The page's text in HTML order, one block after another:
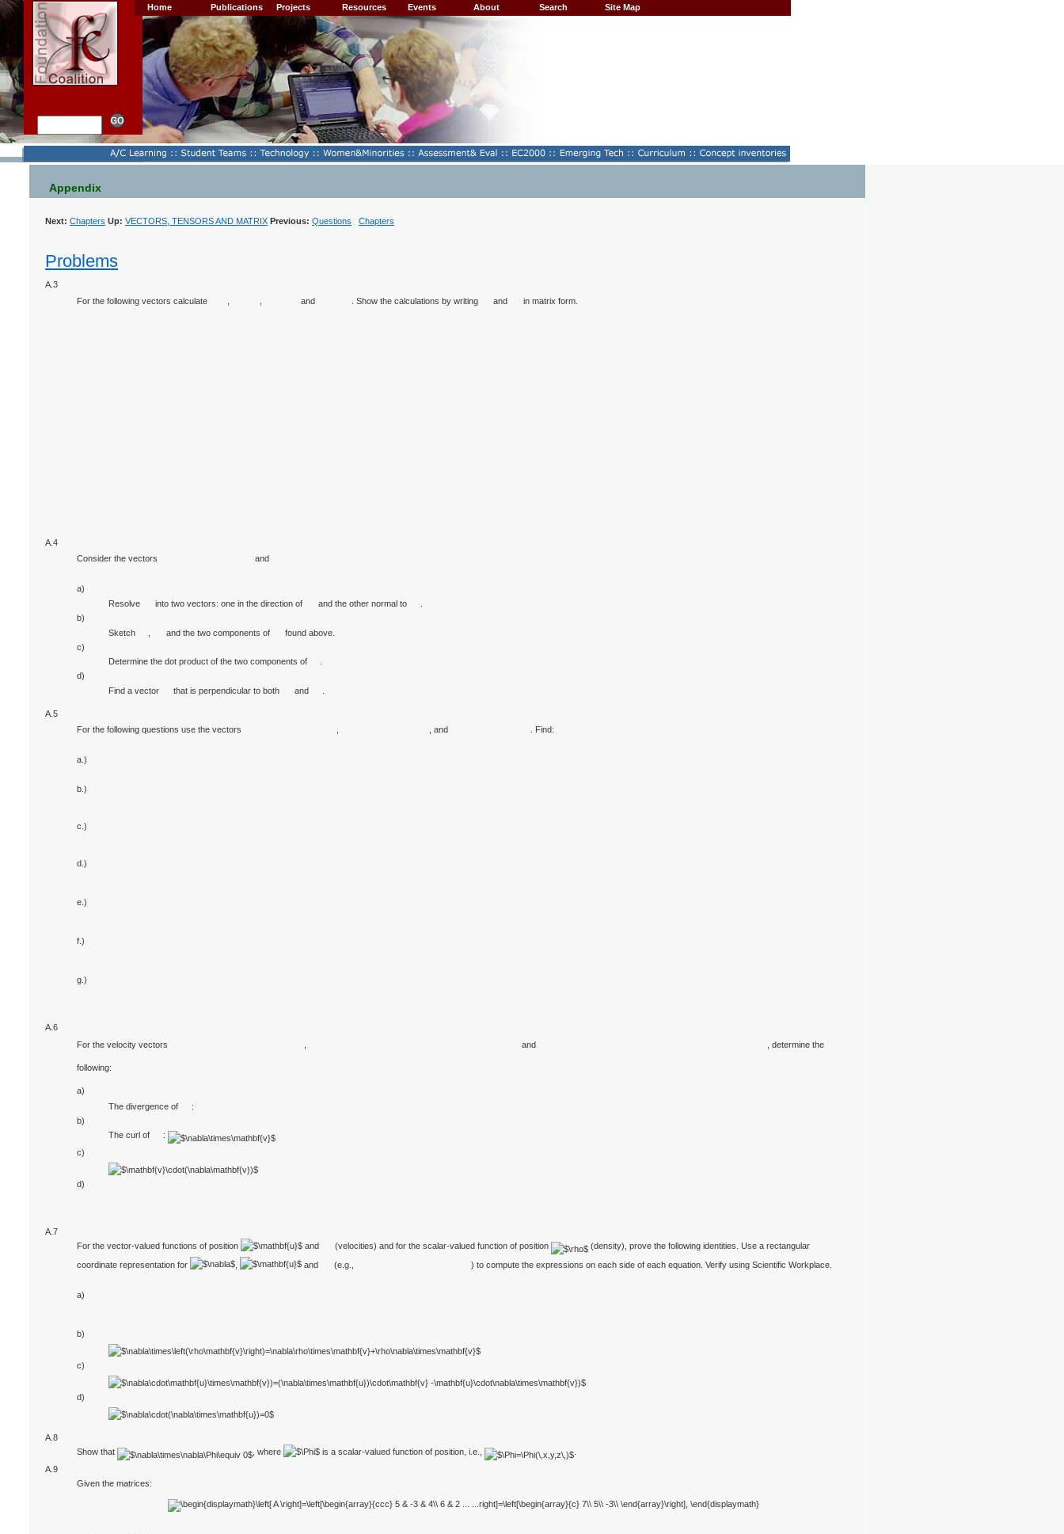
Home Publications Projects Resources Events About Search Site Map
Appendix
Next: Chapters Up: VECTORS, TENSORS AND MATRIX Previous: Questions Chapters
Problems
A.3
For the following vectors calculate
and . Show the calculations by writing and in matrix form.
A.4
Consider the vectors
and
a)
Resolve
into two vectors: one in the direction of and the other normal to
b)
Sketch
and the two components of
found above.
c)
Determine the dot product of the two components of
d)
Find a vector
that is perpendicular to both and
A.5
For the following questions use the vectors
, and . Find:
a.)
b.)
c.)
d.)
e.)
f.)
g.)
A.6
For the velocity vectors
and , determine the
following:
a)
The divergence of
:
b)
The curl of
:
c)
d)
A.7
For the vector-valued functions of position
and (velocities) and for the scalar-valued function of position
(density), prove the following identities. Use a rectangular
coordinate representation for
and (e.g., ) to compute the expressions on each side of each equation. Verify using Scientific Workplace.
a)
b)
c)
d)
A.8
Show that
, where is a scalar-valued function of position, i.e.,
A.9
Given the matrices: